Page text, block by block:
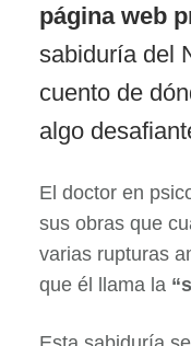
página web
sabiduría del
cuento de
algo
El doctor en
sus obras que
varias rupturas
que él llama la